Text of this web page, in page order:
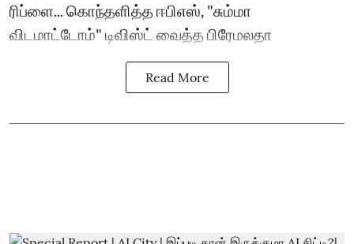
ரிப்ளை... கொந்தளித்த ஈபிஎஸ், "சும்மா
விடமாட்டோம்" டிவிஸ்ட் வைத்த பிரேமலதா
Read More